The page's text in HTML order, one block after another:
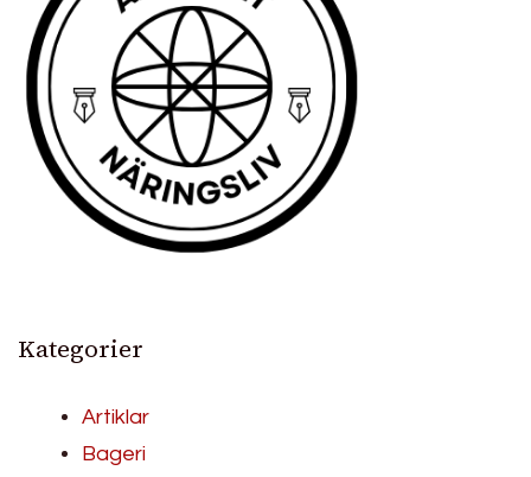
Kategorier
Artiklar
Bageri